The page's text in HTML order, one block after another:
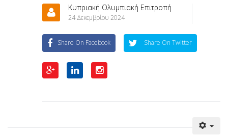
Κυπριακή Ολυμπιακή Επιτροπή
24 Δεκεμβρίου 2024
Share On Facebook Share On Twitter